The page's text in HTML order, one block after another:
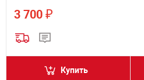
3 700 ₽
Купить